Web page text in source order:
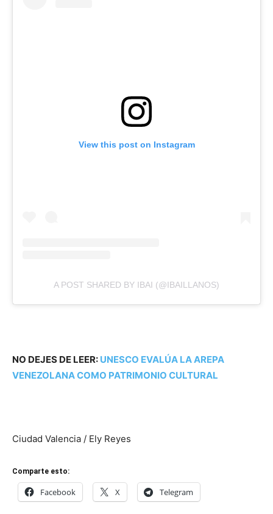
View this post on Instagram
A POST SHARED BY IBAI (@IBAILLANOS)
NO DEJES DE LEER: UNESCO EVALÚA LA AREPA
VENEZOLANA COMO PATRIMONIO CULTURAL
Ciudad Valencia / Ely Reyes
Comparte esto:
Facebook X Telegram